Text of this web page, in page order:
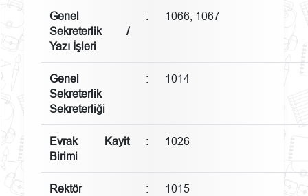
Genel
Sekreterlik /
Yazı İşleri
: 1066, 1067
Genel
Sekreterlik
Sekreterliği
: 1014
Evrak Kayit
Birimi
: 1026
Rektör
: 1015